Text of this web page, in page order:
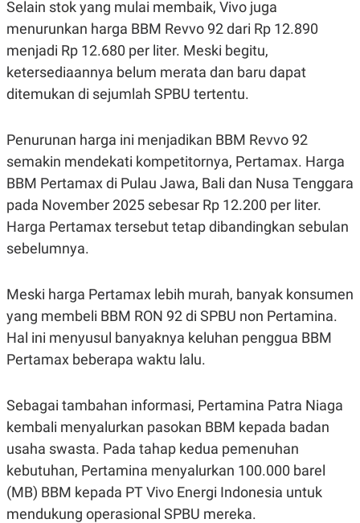
S
A
T
A
T
A
A
E
K
T
N
T
V
L
S
S
JARINGAN
O
N
T
A
N
C
E
M
Y
E
S
S
R
L
S
.
D
L
A
N
G
K
I
N
E
Selain stok yang mulai membaik, Vivo juga
menurunkan harga BBM Revvo 92 dari Rp 12.890
menjadi Rp 12.680 per liter. Meski begitu,
ketersediaannya belum merata dan baru dapat
ditemukan di sejumlah SPBU tertentu.
Penurunan harga ini menjadikan BBM Revvo 92
semakin mendekati kompetitornya, Pertamax. Harga
BBM Pertamax di Pulau Jawa, Bali dan Nusa Tenggara
pada November 2025 sebesar Rp 12.200 per liter.
Harga Pertamax tersebut tetap dibandingkan sebulan
sebelumnya.
Meski harga Pertamax lebih murah, banyak konsumen
yang membeli BBM RON 92 di SPBU non Pertamina.
Hal ini menyusul banyaknya keluhan penggua BBM
Pertamax beberapa waktu lalu.
Sebagai tambahan informasi, Pertamina Patra Niaga
kembali menyalurkan pasokan BBM kepada badan
usaha swasta. Pada tahap kedua pemenuhan
kebutuhan, Pertamina menyalurkan 100.000 barel
(MB) BBM kepada PT Vivo Energi Indonesia untuk
mendukung operasional SPBU mereka.